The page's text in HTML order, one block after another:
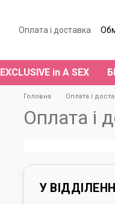
Оплата і доставка
EXCLUSIVE in A SEX
Головна Оплата і
Оплата і
У